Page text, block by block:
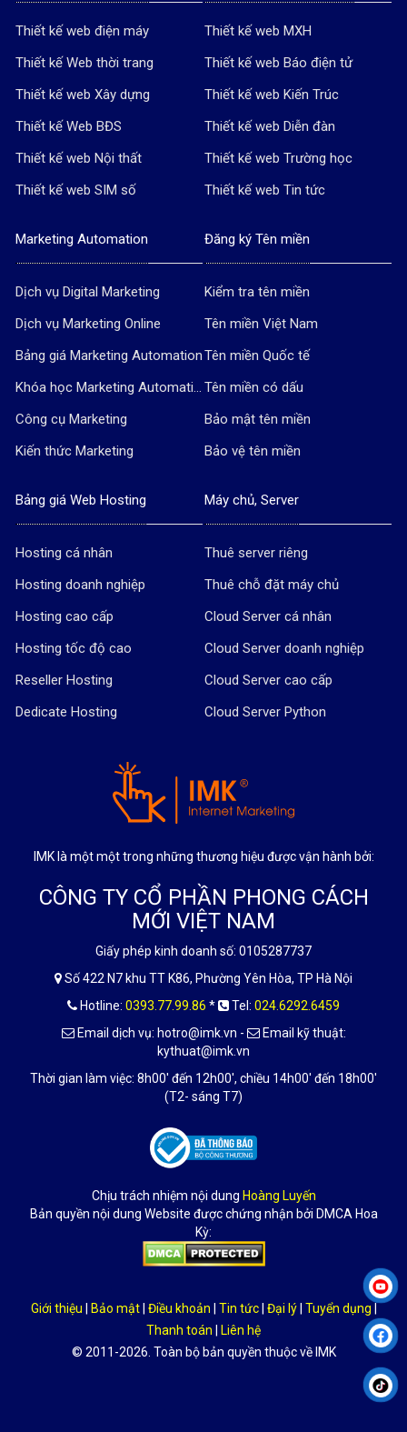
Thiết kế web điện máy
Thiết kế Web thời trang
Thiết kế web Xây dựng
Thiết kế Web BĐS
Thiết kế web Nội thất
Thiết kế web SIM số
Thiết kế web MXH
Thiết kế web Báo điện tử
Thiết kế web Kiến Trúc
Thiết kế web Diễn đàn
Thiết kế web Trường học
Thiết kế web Tin tức
Marketing Automation
Dịch vụ Digital Marketing
Dịch vụ Marketing Online
Bảng giá Marketing Automation
Khóa học Marketing Automation
Công cụ Marketing
Kiến thức Marketing
Đăng ký Tên miền
Kiểm tra tên miền
Tên miền Việt Nam
Tên miền Quốc tế
Tên miền có dấu
Bảo mật tên miền
Bảo vệ tên miền
Bảng giá Web Hosting
Hosting cá nhân
Hosting doanh nghiệp
Hosting cao cấp
Hosting tốc độ cao
Reseller Hosting
Dedicate Hosting
Máy chủ, Server
Thuê server riêng
Thuê chỗ đặt máy chủ
Cloud Server cá nhân
Cloud Server doanh nghiệp
Cloud Server cao cấp
Cloud Server Python
IMK là một một trong những thương hiệu được vận hành bởi:
CÔNG TY CỔ PHẦN PHONG CÁCH
MỚI VIỆT NAM
Giấy phép kinh doanh số: 0105287737
Số 422 N7 khu TT K86, Phường Yên Hòa, TP Hà Nội
Hotline: 0393.77.99.86 * Tel: 024.6292.6459
Email dịch vụ: hotro@imk.vn -
Email kỹ thuật:
kythuat@imk.vn
Thời gian làm việc: 8h00' đến 12h00', chiều 14h00' đến 18h00'
(T2- sáng T7)
Chịu trách nhiệm nội dung Hoàng Luyến
Bản quyền nội dung Website được chứng nhận bởi DMCA Hoa
Kỳ:
Giới thiệu Bảo mật| Điều khoản Tin tức| Đại lý| Tuyển dụng
Thanh toán
Liên hệ
© 2011-2026. Toàn bộ bản quyền thuộc về IMK